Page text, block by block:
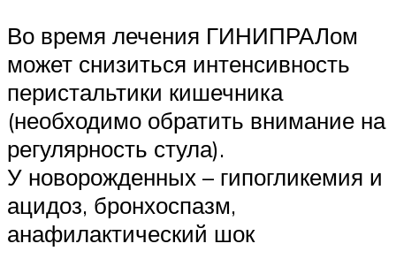
Во время лечения ГИНИПРАЛом
может снизиться интенсивность
перистальтики кишечника
(необходимо обратить внимание на
регулярность стула).
У новорожденных – гипогликемия и
ацидоз, бронхоспазм,
анафилактический шок